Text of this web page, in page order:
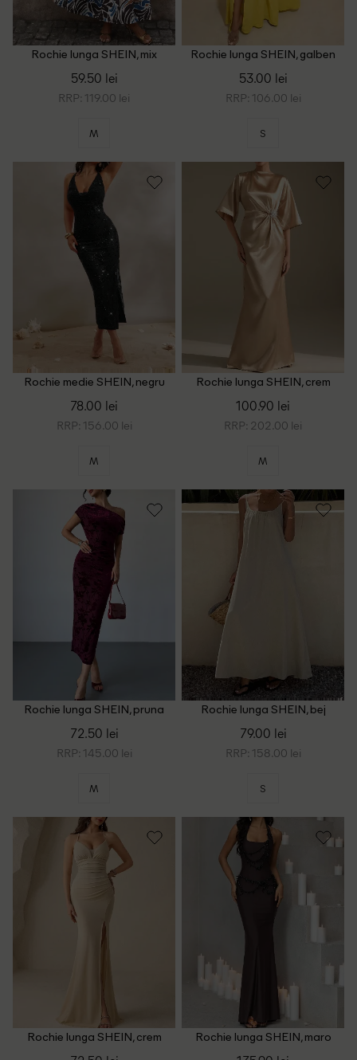
Rochie lunga SHEIN, mix
59.50 lei
RRP: 119.00 lei
M
Rochie lunga SHEIN, galben
53.00 lei
RRP: 106.00 lei
S
Rochie medie SHEIN, negru
78.00 lei
RRP: 156.00 lei
M
Rochie lunga SHEIN, crem
100.90 lei
RRP: 202.00 lei
M
Rochie lunga SHEIN, pruna
72.50 lei
RRP: 145.00 lei
M
Rochie lunga SHEIN, bej
79.00 lei
RRP: 158.00 lei
S
Rochie lunga SHEIN, crem Rochie lunga SHEIN, maro